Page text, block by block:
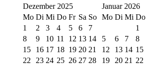
Dezember 2025
Mo Di Mi Do Fr Sa So
1
2 3 4 5 6
7
8
9 10 11 12 13 14
15
16 17 18 19 20 21
22
23 24 25 26 27 28
Januar 2026
Mo Di Mi Do
1
5
6 7 8
12
13 14 15
19
20 21 22